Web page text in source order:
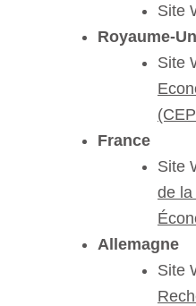
Site
Royaume-
Site
France
Site
de la
Allemagne
Site